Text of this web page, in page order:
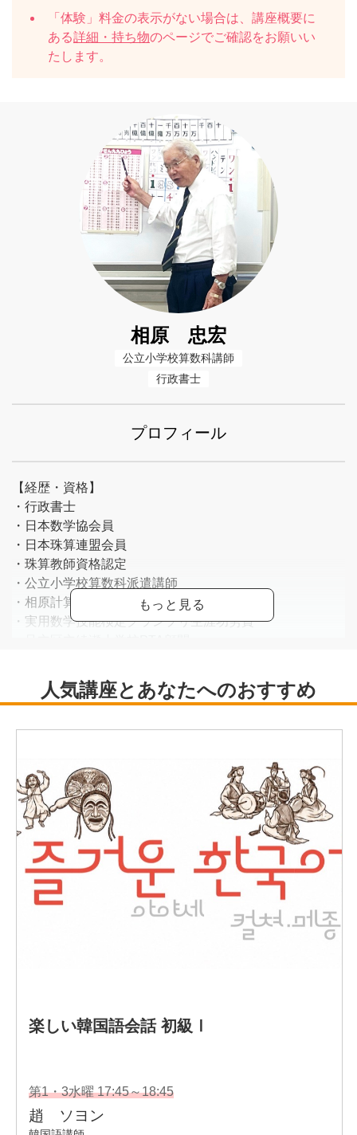
「体験」料金の表示がない場合は、講座概要に
ある詳細・持ち物のページでご確認をお願いい
たします。
相原 忠宏
公立小学校算数科講師
行政書士
プロフィール
【経歴・資格】
・行政書士
・日本数学協会員
・日本珠算連盟会員
・珠算教師資格認定
・公立小学校算数科派遣講師
・相原計算技能育英スクール経営
・実用数学技能検定グランプリ生涯功労賞